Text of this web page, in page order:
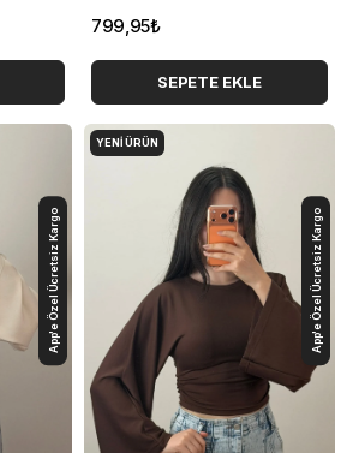
799,95₺
SEPETE EKLE
App'e Özel Ücretsiz Kargo
YENI ÜRÜN
App'e Özel Ücretsiz Kargo